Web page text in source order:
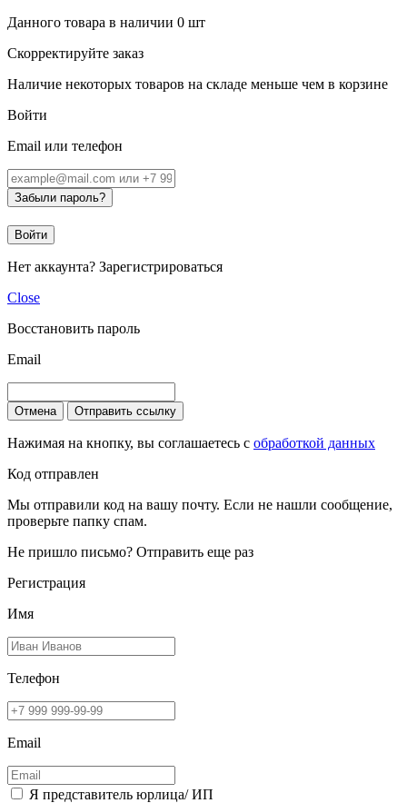
Данного товара в наличии 0 шт
Скорректируйте заказ
Наличие некоторых товаров на складе меньше чем в корзине
Войти
Email или телефон
Забыли пароль?
Войти
Нет аккаунта? Зарегистрироваться
Close
Восстановить пароль
Email
Отмена Отправить ссылку
Нажимая на кнопку, вы соглашаетесь с обработкой данных
Код отправлен
Мы отправили код на вашу почту. Если не нашли сообщение,
проверьте папку спам.
Не пришло письмо? Отправить еще раз
Регистрация
Имя
Телефон
Email
Я представитель юрлица/ ИП